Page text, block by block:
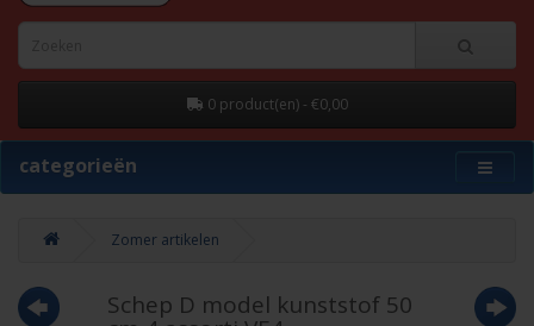
0 product(en) - €0,00
categorieën
Zomer artikelen
Schep D model kunststof 50